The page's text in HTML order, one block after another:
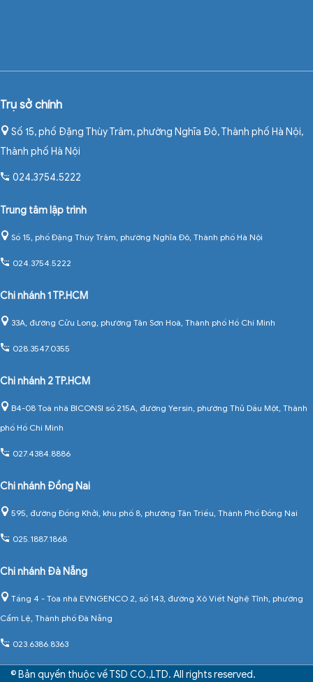
Trụ sở chính
Số 15, phố Đặng Thùy Trâm, phường Nghĩa Đô, Thành phố Hà Nội,
Thành phố Hà Nội
024.3754.5222
Trung tâm lập trình
Số 15, phố Đặng Thùy Trâm, phường Nghĩa Đô, Thành phố Hà Nội
024.3754.5222
Chi nhánh 1 TP.HCM
33A, đường Cửu Long, phường Tân Sơn Hoà, Thành phố Hồ Chí Minh
028.3547.0355
Chi nhánh 2 TP.HCM
B4-08 Toà nhà BICONSI số 215A, đường Yersin, phường Thủ Dầu Một, Thành
phố Hồ Chí Minh
027.4384.8886
Chi nhánh Đồng Nai
595, đường Đồng Khởi, khu phố 8, phường Tân Triều, Thành Phố Đồng Nai
025.1887.1868
Chi nhánh Đà Nẵng
Tầng 4 - Tòa nhà EVNGENCO 2, số 143, đường Xô Viết Nghệ Tĩnh, phường
Cẩm Lệ, Thành phố Đà Nẵng
023.6386.8363
© Bản quyền thuộc về TSD CO.,LTD. All rights reserved.